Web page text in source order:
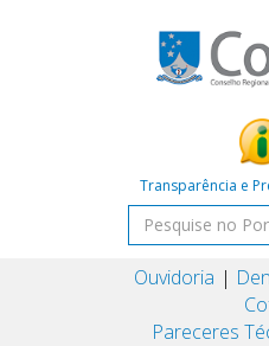
Transparência e
Ouvidoria
Pareceres